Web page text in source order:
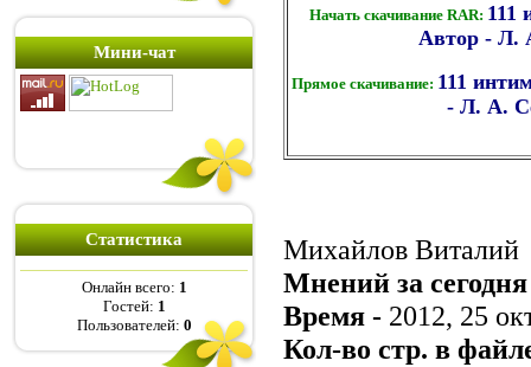
Мини-чат
Статистика
Онлайн всего: 1
Гостей: 1
Пользователей: 0
Начать скачивание RAR: 111
Автор - Л.
Прямое скачивание: 111
- Л. А.
Михайлов Виталий
Мнений за
Время - 2012, 25
Кол-во стр. в